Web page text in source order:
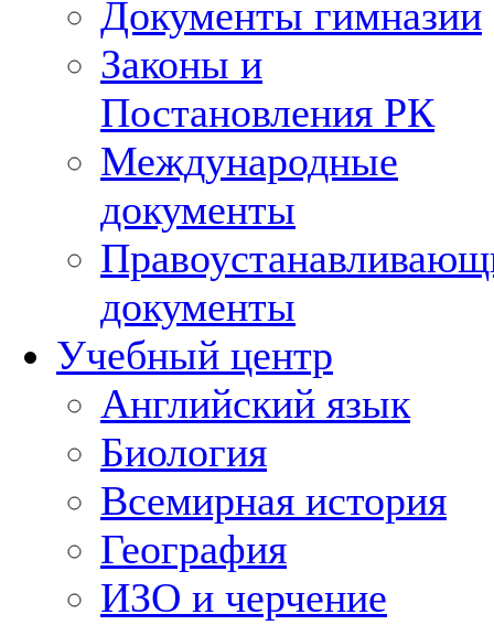
Документы гимназии
Законы и
Постановления РК
Международные
документы
документы
Учебный центр
Английский язык
Биология
Всемирная история
География
ИЗО и черчение